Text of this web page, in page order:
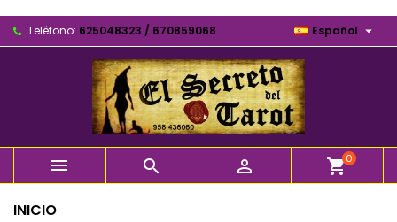
Teléfono: 625048323 / 670859068 Español 
   shopping_cart0
INICIO